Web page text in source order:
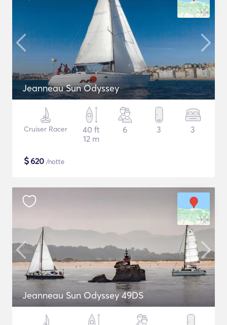
Jeanneau Sun Odyssey
Cruiser Racer
40 ft
12 m
6 3 3
$620 /notte
Jeanneau Sun Odyssey 49DS